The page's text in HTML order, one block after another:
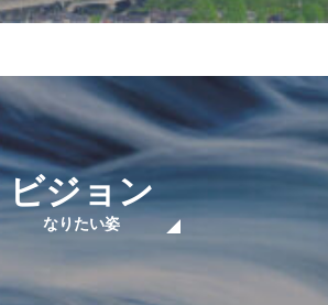
ビジョン
なりたい姿